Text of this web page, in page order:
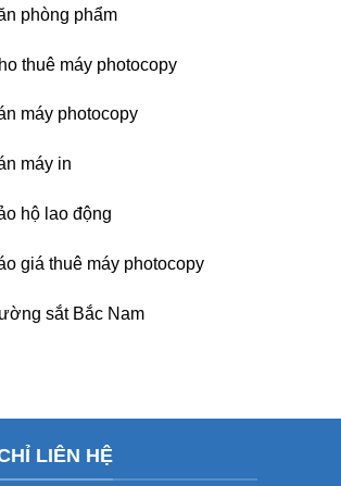
phòng phẩm
thuê máy photocopy
máy photocopy
máy in
hộ lao động
giá thuê máy photocopy
sắt Bắc Nam
LIÊN HỆ